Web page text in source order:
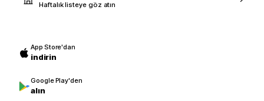
Haftalık listeye göz atın
App Store'dan
indirin
Google Play'den
alın